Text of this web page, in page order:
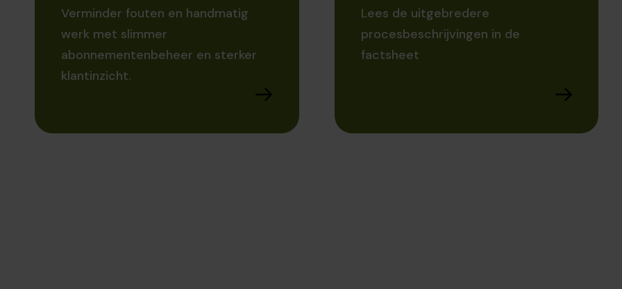
Verminder fouten en handmatig
werk met slimmer
abonnementenbeheer en sterker
klantinzicht.
Lees de uitgebredere
procesbeschrijvingen in de
factsheet